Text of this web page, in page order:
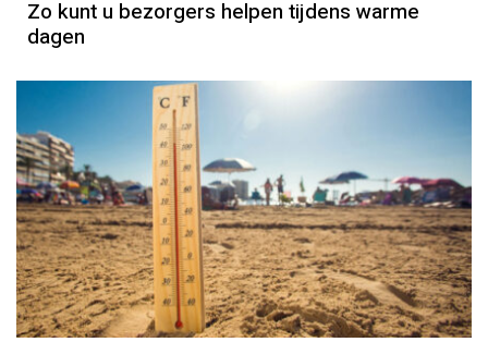
Zo kunt u bezorgers helpen tijdens warme
dagen
Column
Patrick Wessels